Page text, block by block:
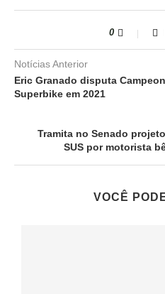
0
Notícias Anterior
Eric Granado disputa
Superbike em 2021
Tramita no Senado
SUS por motorista
VOCÊ